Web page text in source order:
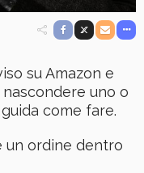
su Amazon e
uno o
come fare.
un ordine dentro